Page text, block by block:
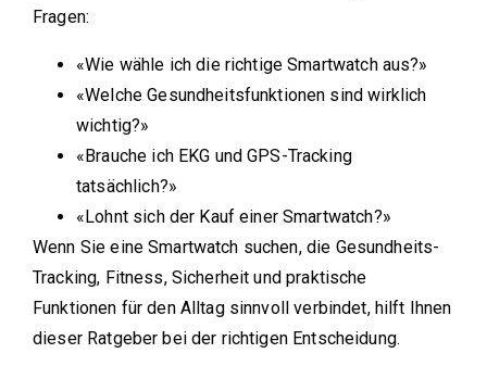
Fragen:
«Wie wähle ich die richtige Smartwatch aus?»
«Welche Gesundheitsfunktionen sind wirklich
wichtig?»
«Brauche ich EKG und GPS-Tracking
tatsächlich?»
«Lohnt sich der Kauf einer Smartwatch?»
Wenn Sie eine Smartwatch suchen, die Gesundheits-
Tracking, Fitness, Sicherheit und praktische
Funktionen für den Alltag sinnvoll verbindet, hilft Ihnen
dieser Ratgeber bei der richtigen Entscheidung.